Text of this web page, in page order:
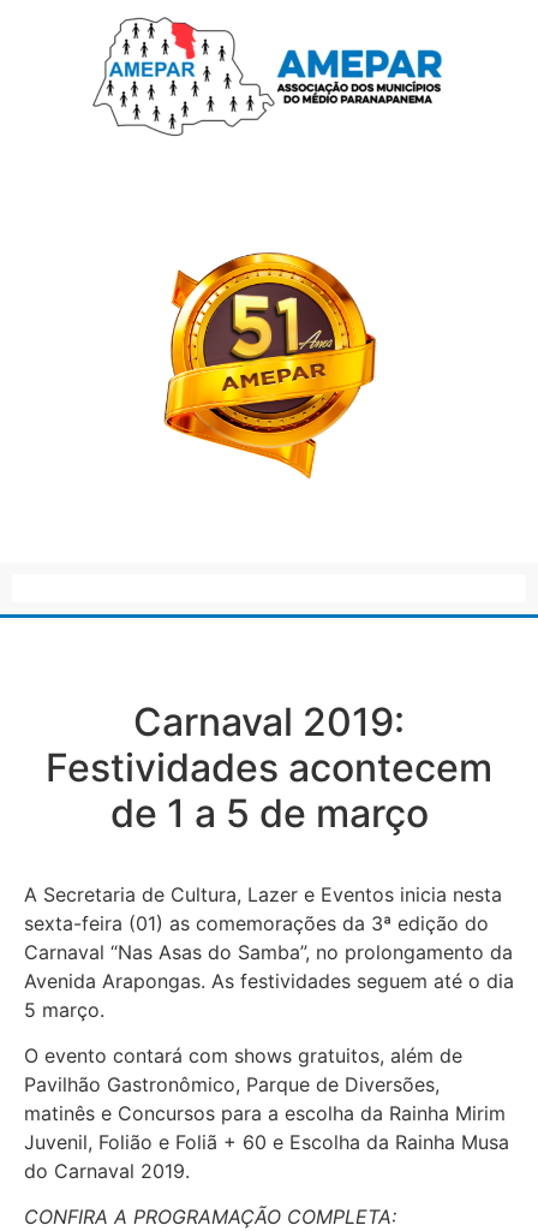
Carnaval 2019:
Festividades acontecem
de 1 a 5 de março
A Secretaria de Cultura, Lazer e Eventos inicia nesta
sexta-feira (01) as comemorações da 3ª edição do
Carnaval “Nas Asas do Samba”, no prolongamento da
Avenida Arapongas. As festividades seguem até o dia
5 março.
O evento contará com shows gratuitos, além de
Pavilhão Gastronômico, Parque de Diversões,
matinês e Concursos para a escolha da Rainha Mirim
Juvenil, Folião e Foliã + 60 e Escolha da Rainha Musa
do Carnaval 2019.
CONFIRA A PROGRAMAÇÃO COMPLETA: